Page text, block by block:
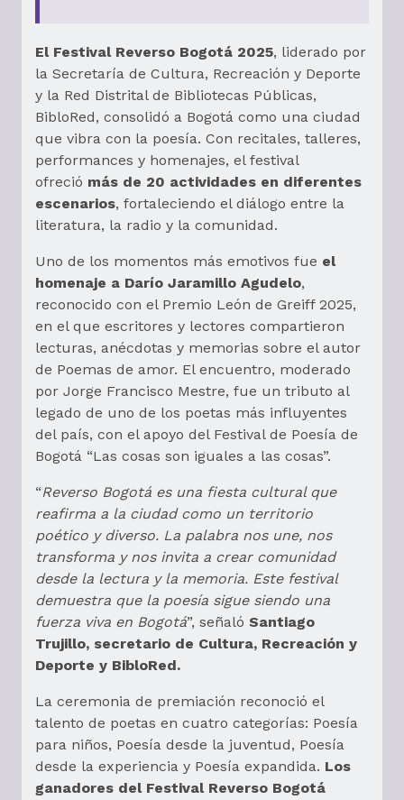
El Festival Reverso Bogotá 2025, liderado por
la Secretaría de Cultura, Recreación y Deporte
y la Red Distrital de Bibliotecas Públicas,
BibloRed, consolidó a Bogotá como una ciudad
que vibra con la poesía. Con recitales, talleres,
performances y homenajes, el festival
ofreció más de 20 actividades en diferentes
escenarios, fortaleciendo el diálogo entre la
literatura, la radio y la comunidad.
Uno de los momentos más emotivos fue el
homenaje a Darío Jaramillo Agudelo,
reconocido con el Premio León de Greiff 2025,
en el que escritores y lectores compartieron
lecturas, anécdotas y memorias sobre el autor
de Poemas de amor. El encuentro, moderado
por Jorge Francisco Mestre, fue un tributo al
legado de uno de los poetas más influyentes
del país, con el apoyo del Festival de Poesía de
Bogotá “Las cosas son iguales a las cosas”.
“Reverso Bogotá es una fiesta cultural que
reafirma a la ciudad como un territorio
poético y diverso. La palabra nos une, nos
transforma y nos invita a crear comunidad
desde la lectura y la memoria. Este festival
demuestra que la poesía sigue siendo una
fuerza viva en Bogotá”, señaló Santiago
Trujillo, secretario de Cultura, Recreación y
Deporte y BibloRed.
La ceremonia de premiación reconoció el
talento de poetas en cuatro categorías: Poesía
para niños, Poesía desde la juventud, Poesía
desde la experiencia y Poesía expandida. Los
ganadores del Festival Reverso Bogotá